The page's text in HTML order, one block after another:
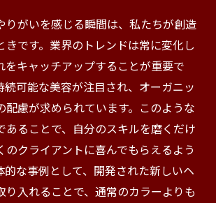
りがいを感じる瞬間は、私たちが創造
きです。業界のトレンドは常に変化し
をキャッチアップすることが重要で
続可能な美容が注目され、オーガニッ
配慮が求められています。このような
あることで、自分のスキルを磨くだけ
のクライアントに喜んでもらえるよう
的な事例として、開発された新しいヘ
り入れることで、通常のカラーよりも